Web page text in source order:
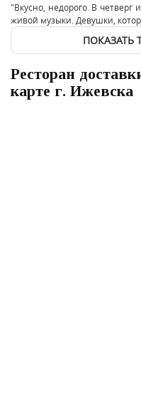
"Вкусно, недорого. В четверг
живой музыки. Девушки,
ПОКАЗАТЬ
Ресторан
карте г. Ижевска